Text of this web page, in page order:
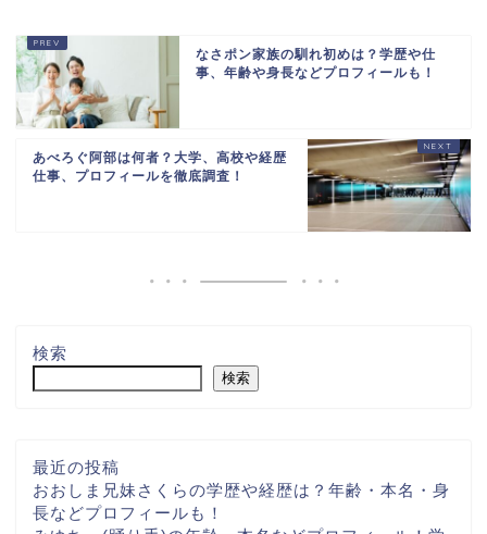
なさポン家族の馴れ初めは？学歴や仕
事、年齢や身長などプロフィールも！
あべろぐ阿部は何者？大学、高校や経歴
仕事、プロフィールを徹底調査！
検索
検索
最近の投稿
おおしま兄妹さくらの学歴や経歴は？年齢・本名・身
長などプロフィールも！